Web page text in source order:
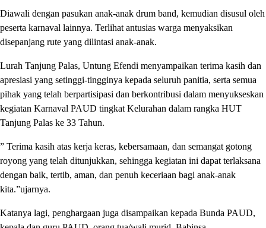
Diawali dengan pasukan anak-anak drum band, kemudian disusul oleh
peserta karnaval lainnya. Terlihat antusias warga menyaksikan
disepanjang rute yang dilintasi anak-anak.
Lurah Tanjung Palas, Untung Efendi menyampaikan terima kasih dan
apresiasi yang setinggi-tingginya kepada seluruh panitia, serta semua
pihak yang telah berpartisipasi dan berkontribusi dalam menyukseskan
kegiatan Karnaval PAUD tingkat Kelurahan dalam rangka HUT
Tanjung Palas ke 33 Tahun.
” Terima kasih atas kerja keras, kebersamaan, dan semangat gotong
royong yang telah ditunjukkan, sehingga kegiatan ini dapat terlaksana
dengan baik, tertib, aman, dan penuh keceriaan bagi anak-anak
kita.”ujarnya.
Katanya lagi, penghargaan juga disampaikan kepada Bunda PAUD,